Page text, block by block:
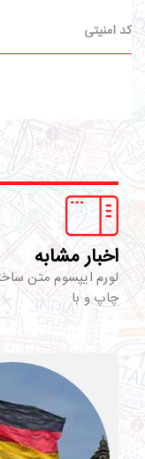
اخبار مشابه
لورم ایپسوم متن
چاپ و با